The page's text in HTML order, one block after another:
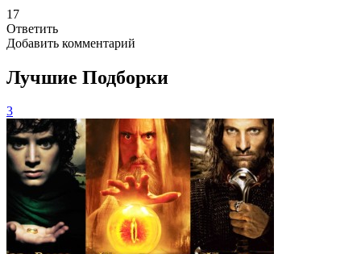
17
Ответить
Добавить комментарий
Лучшие Подборки
3